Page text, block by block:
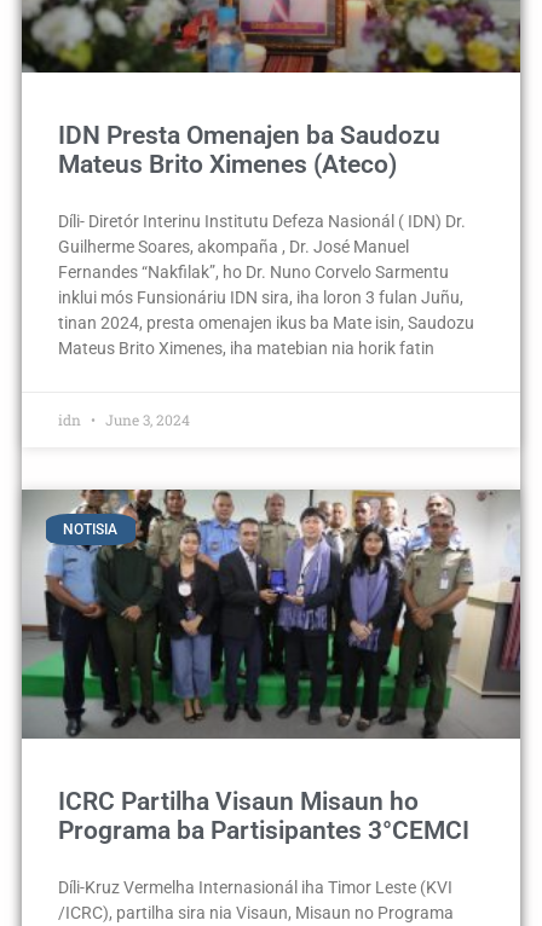
IDN Presta Omenajen ba Saudozu
Mateus Brito Ximenes (Ateco)
Díli- Diretór Interinu Institutu Defeza Nasionál ( IDN) Dr.
Guilherme Soares, akompaña , Dr. José Manuel
Fernandes “Nakfilak”, ho Dr. Nuno Corvelo Sarmentu
inklui mós Funsionáriu IDN sira, iha loron 3 fulan Juñu,
tinan 2024, presta omenajen ikus ba Mate isin, Saudozu
Mateus Brito Ximenes, iha matebian nia horik fatin
idn June 3, 2024
NOTISIA
ICRC Partilha Visaun Misaun ho
Programa ba Partisipantes 3°CEMCI
Díli-Kruz Vermelha Internasionál iha Timor Leste (KVI
/ICRC), partilha sira nia Visaun, Misaun no Programa